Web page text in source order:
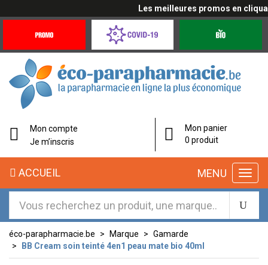
Les meilleures promos en
Offres
Coronavirus
éco-
parapharmacie.fr
éco-
parapharmacie.fr
Mon compte
Je m’inscris
Mon panier
0 produit
MENU
ACCUEIL
éco-parapharmacie.be Marque
Gamarde
BB Cream soin teinté 4en1 peau mate bio 40ml